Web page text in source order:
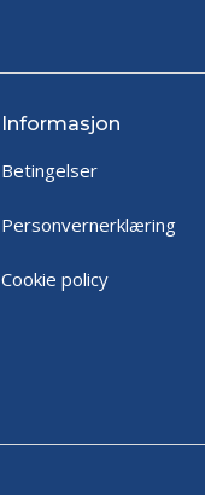
Informasjon
Betingelser
Personvernerklæring
Cookie policy